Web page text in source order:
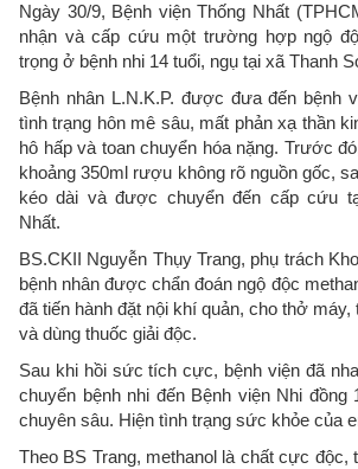
Ngày 30/9, Bệnh viện Thống Nhất
nhận và cấp cứu một trường hợp ngộ
trọng ở bệnh nhi 14 tuổi, ngụ tại xã Thanh
Bệnh nhân L.N.K.P. được đưa đến bệnh
tình trạng hôn mê sâu, mất phản xạ thần
hô hấp và toan chuyển hóa nặng. Trước
khoảng 350ml rượu không rõ nguồn gốc,
kéo dài và được chuyển đến cấp cứu
Nhất.
BS.CKII Nguyễn Thụy Trang, phụ trách
bệnh nhân được chẩn đoán ngộ độc
đã tiến hành đặt nội khí quản, cho thở máy,
và dùng thuốc giải độc.
Sau khi hồi sức tích cực, bệnh viện đã
chuyển bệnh nhi đến Bệnh viện Nhi đồng
chuyên sâu. Hiện tình trạng sức khỏe của
Theo BS Trang, methanol là chất cực độc,